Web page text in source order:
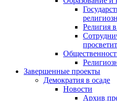
Религия
Завершенные проекты
Демократия в осаде
Новости
Архив